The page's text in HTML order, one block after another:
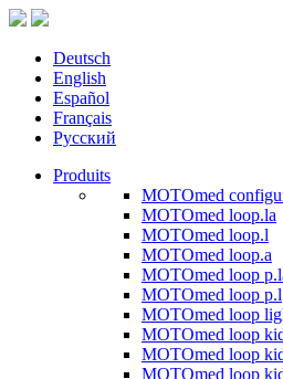
Deutsch
English
Español
Français
Русский
Produits
MOTOmed
MOTOmed loop.la
MOTOmed loop.l
MOTOmed loop.a
MOTOmed loop
MOTOmed loop p.l
MOTOmed loop
MOTOmed loop
MOTOmed loop
MOTOmed loop